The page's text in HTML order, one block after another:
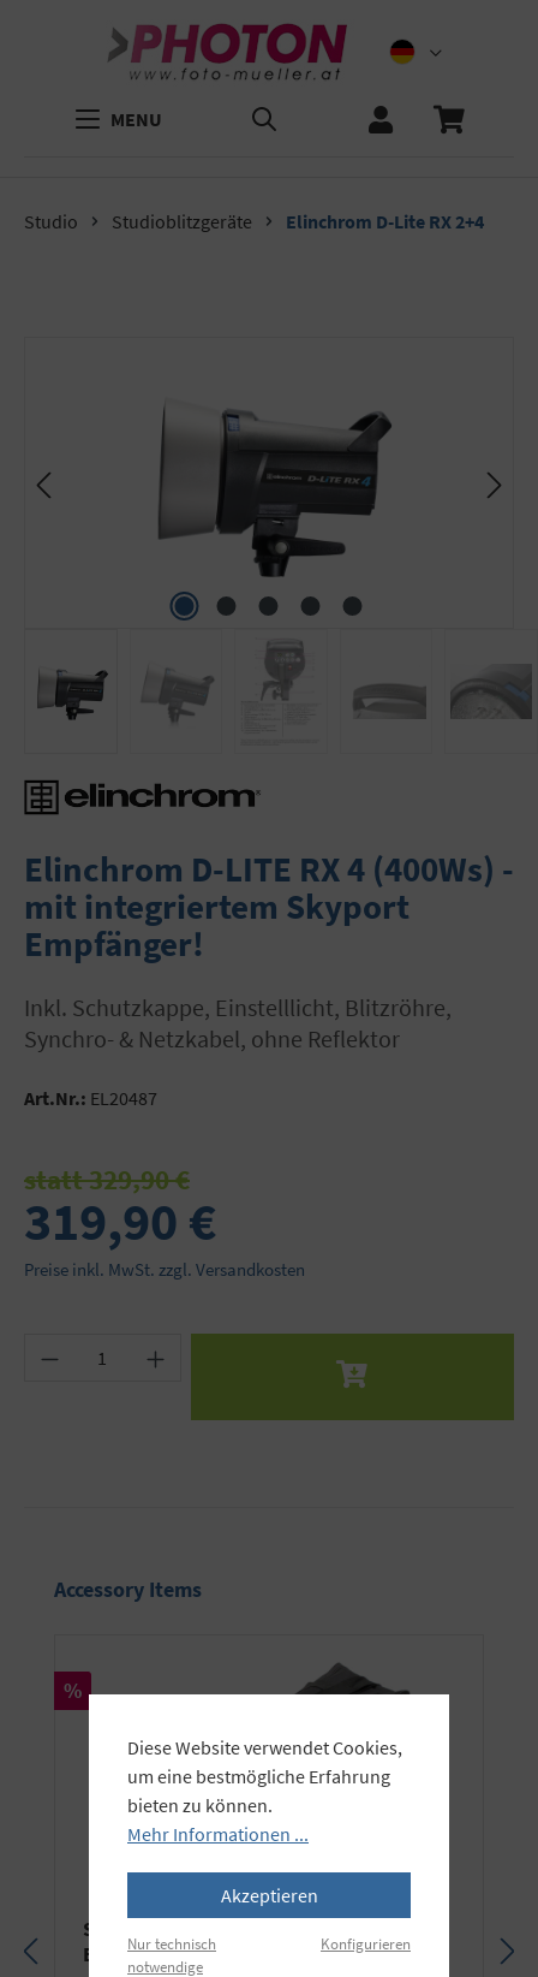
MENU
Studio Studioblitzgeräte Elinchrom D-Lite RX 2+4
Elinchrom D-LITE RX 4 (400Ws) -
mit integriertem Skyport
Empfänger!
inkl. Schutzkappe, Einstelllicht, Blitzröhre,
Synchro- & Netzkabel, ohne Reflektor
Art.Nr.: EL20487
statt 329,90 €
319,90 €
Preise inkl. MwSt. zzgl. Versandkosten
Produkt Anzahl: Gib den gewünschten Wert
Produktgalerie überspringen
Accessory Items
Rabatt
%
Studio Transporttasche für 2-3
Blitzgeräte und Stative
Diese Website verwendet Cookies,
um eine bestmögliche Erfahrung
bieten zu können.
Mehr Informationen ...
Akzeptieren
Nur technisch
notwendige
Konfigurieren